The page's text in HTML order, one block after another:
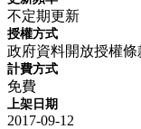
不定期更新
授權方式
政府資料開放授權條
計費方式
免費
上架日期
2017-09-12